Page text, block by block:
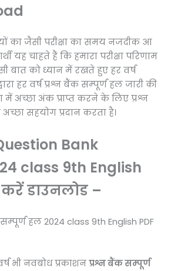
का जैसी परीक्षा का समय नजदीक आ
यह चाहते हैं कि हमारा परीक्षा परिणाम
बात को ध्यान में रखते हुए हर वर्ष
हर वर्ष प्रश्न बैंक सम्पूर्ण हल जारी की
में अच्छा अंक प्राप्त करने के लिए प्रश्न
सहयोग प्रदान करता है।
Bank
class 9th English
डाउनलोड –
हल 2024 class 9th English PDF
भी नवबोध प्रकाशनप्रश्न बैंक सम्पूर्ण